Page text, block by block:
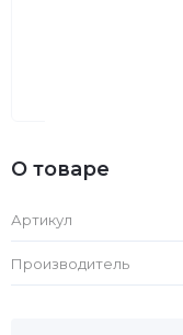
О товаре
Артикул
Производитель